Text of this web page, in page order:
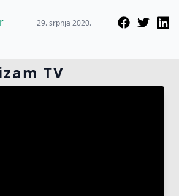
29. srpnja 2020.
TV